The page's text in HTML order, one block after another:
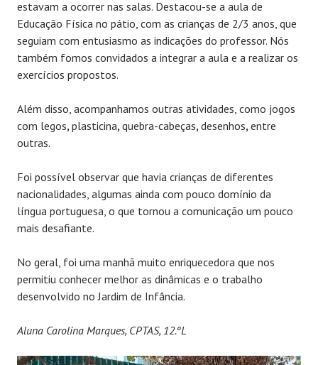
estavam a ocorrer nas salas. Destacou-se a aula de
Educação Física no pátio, com as crianças de 2/3 anos, que
seguiam com entusiasmo as indicações do professor. Nós
também fomos convidados a integrar a aula e a realizar os
exercícios propostos.
Além disso, acompanhamos outras atividades, como jogos
com legos, plasticina, quebra-cabeças, desenhos, entre
outras.
Foi possível observar que havia crianças de diferentes
nacionalidades, algumas ainda com pouco domínio da
língua portuguesa, o que tornou a comunicação um pouco
mais desafiante.
No geral, foi uma manhã muito enriquecedora que nos
permitiu conhecer melhor as dinâmicas e o trabalho
desenvolvido no Jardim de Infância.
Aluna Carolina Marques, CPTAS, 12.ºL